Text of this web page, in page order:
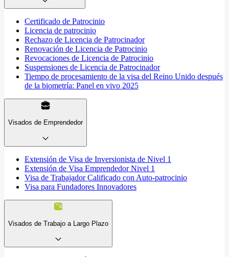
Certificado de Patrocinio
Licencia de patrocinio
Rechazo de Licencia de Patrocinador
Renovación de Licencia de Patrocinio
Revocaciones de Licencia de Patrocinio
Suspensiones de Licencia de Patrocinador
Tiempo de procesamiento de la visa del Reino Unido después
de la biometría: Panel en vivo 2025
Visados de Emprendedor
Extensión de Visa de Inversionista de Nivel 1
Extensión de Visa Emprendedor Nivel 1
Visa de Trabajador Calificado con Auto-patrocinio
Visa para Fundadores Innovadores
Visados de Trabajo a Largo Plazo